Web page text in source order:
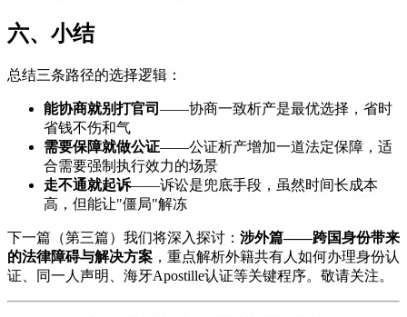
六、小结
总结三条路径的选择逻辑：
能协商就别打官司 ——协商一致析产是最优选择，省时
省钱不伤和气
需要保障就做公证——公证析产增加一道法定保障，适
合需要强制执行效力的场景
走不通就起诉——诉讼是兜底手段，虽然时间长成本
高，但能让"僵局"解冻
下一篇（第三篇）我们将深入探讨： 涉外篇——跨国身份带来
的法律障碍与解决方案 ，重点解析外籍共有人如何办理身份认
证、同一人声明、海牙Apostille认证等关键程序。敬请关注。